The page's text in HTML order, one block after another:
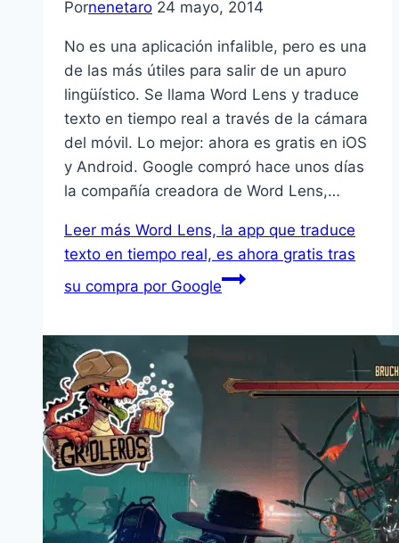
Pornenetaro 24 mayo, 2014
No es una aplicación infalible, pero es una
de las más útiles para salir de un apuro
lingüístico. Se llama Word Lens y traduce
texto en tiempo real a través de la cámara
del móvil. Lo mejor: ahora es gratis en iOS
y Android. Google compró hace unos días
la compañía creadora de Word Lens,…
Leer más Word Lens, la app que traduce
texto en tiempo real, es ahora gratis tras
su compra por Google